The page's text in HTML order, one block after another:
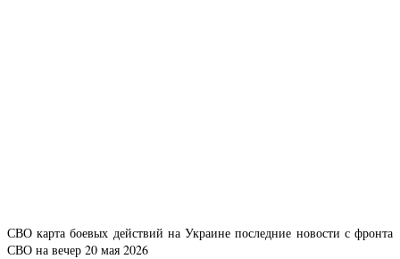
СВО карта боевых действий на Украине последние новости с фронта
СВО на вечер 20 мая 2026